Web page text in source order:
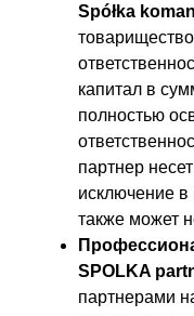
Spółka
капитал в
полностью
партнер
исключение в
также может
SPOLKA
партнерами